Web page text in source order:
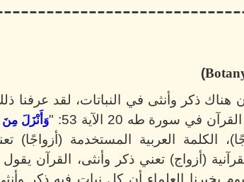
)
وَأَنْزَلَ مِنَ
الكلمة العربية المستخدمة (أزواجًا)
(أزواج) تعني ذكر وأنثى، القرآن
يخبرنا العلماء أن كل نبات فيه ذكر